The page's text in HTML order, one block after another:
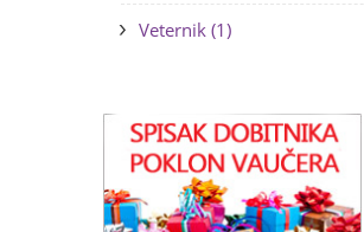
Veternik (1)